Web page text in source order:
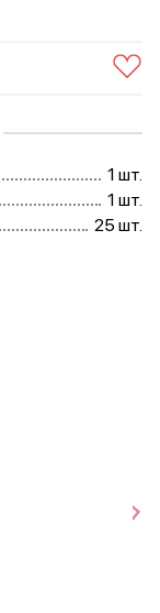
1 шт.
1 шт.
25 шт.